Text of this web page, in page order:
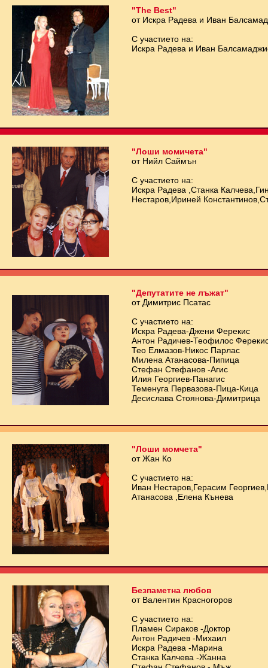
"The Best"
от Искра Радева и Иван
С участието на:
Искра Радева и Иван
"Лоши момичета"
от Нийл Саймън
С участието на:
Искра Радева ,Станка
Нестаров,Ириней
"Депутатите не лъжат"
от Димитрис Псатас
С участието на:
Искра Радева-Джени Ферекис
Антон Радичев-Теофилос
Тео Елмазов-Никос Парлас
Милена Атанасова-Пипица
Стефан Стефанов -Агис
Илия Георгиев-Панагис
Теменуга Первазова-Пица-Кица
Десислава Стоянова-Димитрица
"Лоши момчета"
от Жан Ко
С участието на:
Иван Нестаров,Герасим
Атанасова ,Елена Кънева
Безпаметна любов
от Валентин Красногоров
С участието на:
Пламен Сираков -Доктор
Антон Радичев -Михаил
Искра Радева -Марина
Станка Калчева -Жанна